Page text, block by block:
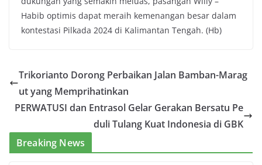
Habib optimis dapat meraih kemenangan besar dalam
kontestasi Pilkada 2024 di Kalimantan Tengah. (Hb)
Trikorianto Dorong Perbaikan Jalan Bamban-Marag
ut yang Memprihatinkan
PERWATUSI dan Entrasol Gelar Gerakan Bersatu Pe
duli Tulang Kuat Indonesia di GBK
Breaking News